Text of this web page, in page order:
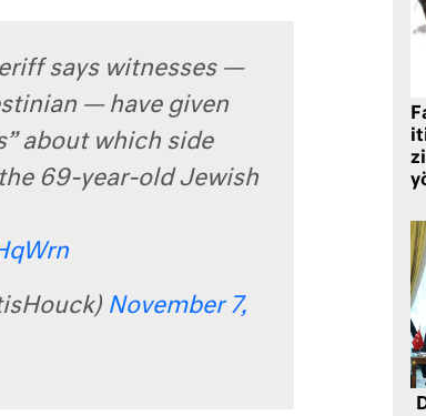
says witnesses —
— have given
about which side
69-year-old Jewish
November 7,